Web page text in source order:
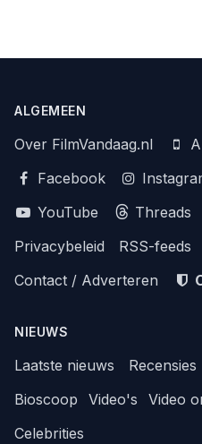
ALGEMEEN
Over FilmVandaag.nl
Facebook
YouTube
Threads
Privacybeleid
RSS-feeds
Contact / Adverteren
NIEUWS
Laatste nieuws Recensies
Bioscoop
Video's Video
Celebrities